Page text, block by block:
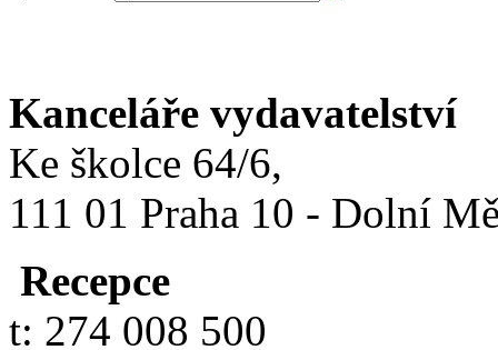
Kanceláře vydavatelství
Ke školce 64/6,
111 01 Praha 10 - Dolní
Recepce
t: 274 008 500